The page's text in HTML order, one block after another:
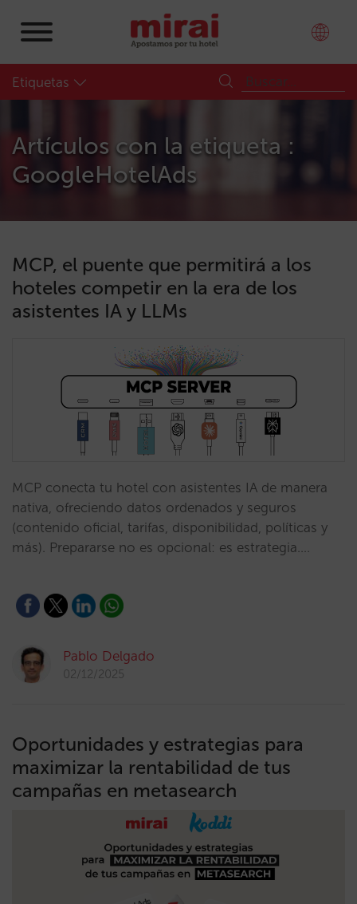
Etiquetas
Artículos con la etiqueta :
GoogleHotelAds
MCP, el puente que permitirá a los
hoteles competir en la era de los
asistentes IA y LLMs
MCP conecta tu hotel con asistentes IA de manera
nativa, ofreciendo datos ordenados y seguros
(contenido oficial, tarifas, disponibilidad, políticas y
más). Prepararse no es opcional: es estrategia.…
Pablo Delgado
02/12/2025
Oportunidades y estrategias para
maximizar la rentabilidad de tus
campañas en metasearch